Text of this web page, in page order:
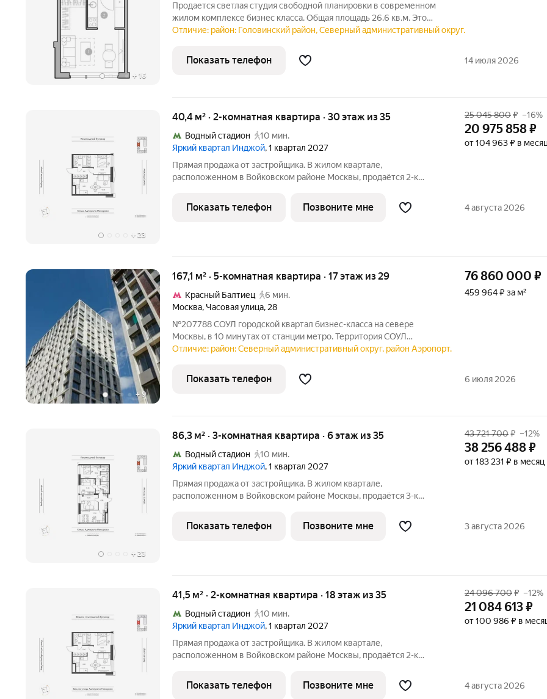
+ 16
Продается светлая студия свободной планировки в современном
жилом комплексе бизнес класса. Общая площадь 26.6 кв.м. Это
идеальный вариант для тех, кто ищет чистый лист: объект
дизайн-проект без
Отличие: район: Головинский район, Северный административный округ.
Показать телефон 14 июля 2026
+ 23
40,4 м² · 2-комнатная квартира · 30 этаж из 35
Водный стадион
10 мин.
Яркий квартал Инджой, 1 квартал 2027
Прямая продажа от застройщика. В жилом квартале,
расположенном в Войковском районе Москвы, продаётся 2-к
на 30 этаже 33-этажного дома, корпус 1, в жилом квартале
бизнес-класса Инджой.
25 045 800₽ –16%
20 975 858₽
от 104 963 ₽ в
Показать телефон Позвоните мне 4 августа 2026
+ 9
167,1 м² · 5-комнатная квартира · 17 этаж из 29
Красный Балтиец
6 мин.
Москва, Часовая улица, 28
№207788 СОУЛ городской квартал бизнес-класса на севере
Москвы, в 10 минутах от станции метро. Территория СОУЛ
обладает продуманным благоустройством: прогулочные
места для спокойного отдыха,
76 860 000 ₽
459 964 ₽ за м²
Отличие: район: Северный административный округ, район Аэропорт.
Показать телефон 6 июля 2026
+ 23
86,3 м² · 3-комнатная квартира · 6 этаж из 35
Водный стадион
10 мин.
Яркий квартал Инджой, 1 квартал 2027
Прямая продажа от застройщика. В жилом квартале,
расположенном в Войковском районе Москвы, продаётся 3-к
на 6 этаже 33-этажного дома, корпус 1, в жилом квартале бизнес-
класса Инджой.
43 721 700₽ –12%
38 256 488₽
от 183 231 ₽ в месяц
Показать телефон Позвоните мне 3 августа 2026
41,5 м² · 2-комнатная квартира · 18 этаж из 35
Водный стадион
10 мин.
Яркий квартал Инджой, 1 квартал 2027
Прямая продажа от застройщика. В жилом квартале,
расположенном в Войковском районе Москвы, продаётся 2-к
на 18 этаже 33-этажного дома, корпус 1, в жилом квартале бизнес-
класса Инджой.
24 096 700₽ –12%
21 084 613₽
от 100 986 ₽ в
Показать телефон Позвоните мне 4 августа 2026